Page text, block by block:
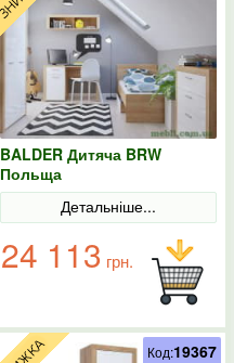
BALDER Дитяча BRW
Польща
Детальніше...
24 113 грн.
Код:19367